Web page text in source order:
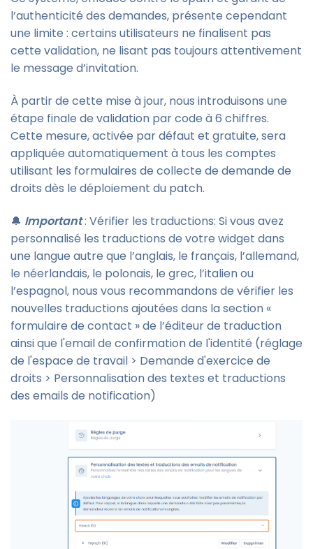
l’authenticité des demandes, présente cependant
une limite : certains utilisateurs ne finalisent pas
cette validation, ne lisant pas toujours attentivement
le message d’invitation.
À partir de cette mise à jour, nous introduisons une
étape finale de validation par code à 6 chiffres.
Cette mesure, activée par défaut et gratuite, sera
appliquée automatiquement à tous les comptes
utilisant les formulaires de collecte de demande de
droits dès le déploiement du patch.
🔔 Important: Vérifier les traductions: Si vous avez
personnalisé les traductions de votre widget dans
une langue autre que l’anglais, le français, l’allemand,
le néerlandais, le polonais, le grec, l’italien ou
l’espagnol, nous vous recommandons de vérifier les
nouvelles traductions ajoutées dans la section «
formulaire de contact » de l’éditeur de traduction
ainsi que l'email de confirmation de l'identité (réglage
de l'espace de travail > Demande d'exercice de
droits > Personnalisation des textes et traductions
des emails de notification)